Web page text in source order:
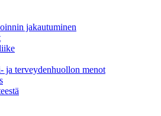
jakautuminen
ja terveyden­huollon menot